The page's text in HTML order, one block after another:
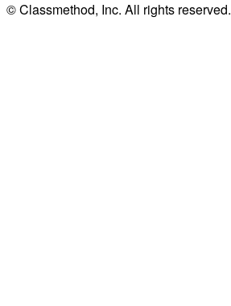
© Classmethod, Inc. All rights reserved.